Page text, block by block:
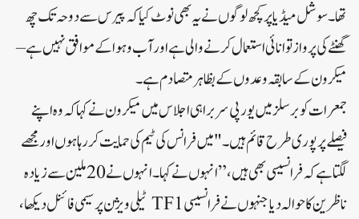
تھا۔سوشل میڈیا پر کچھ لوگوں نے یہ بھی نوٹ کیا کہ پیرس سے دوحہ تک چھ
گھنٹے کی پرواز توانائی استعمال کرنے والی ہے اور آب و ہوا کے موافق نہیں ہے –
میکرون کے سابقہ ​​وعدوں کے بظاہر متصادم ہے۔
جمعرات کو برسلز میں یورپی سربراہی اجلاس میں میکرون نے کہا کہ وہ اپنے
فیصلے پر پوری طرح قائم ہیں۔ "میں فرانس کی ٹیم کی حمایت کر رہا ہوں اور مجھے
لگتا ہے کہ فرانسیسی بھی ہیں،” انہوں نے کہا۔انہوں نے 20 ملین سے زیادہ
ناظرین کا حوالہ دیا جنہوں نے فرانسیسی TF1 ٹیلی ویژن پر سیمی فائنل دیکھا،